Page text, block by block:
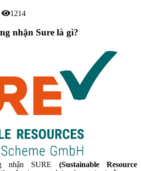
1214
nhận Sure là gì?
nhận SURE (Sustainable Resource